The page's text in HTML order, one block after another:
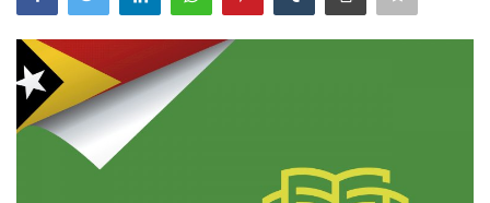
Sobre Nós
Educação
Estatuto Editorial